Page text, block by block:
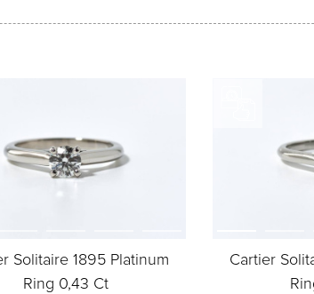
Solitaire 1895 Platinum
Ring 0,43 Ct
Cartier